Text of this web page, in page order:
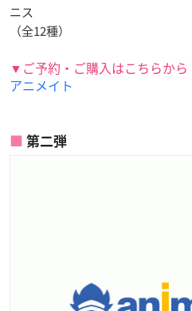
ニス
（全12種）
▼ご予約・ご購入はこちらから
アニメイト
第二弾